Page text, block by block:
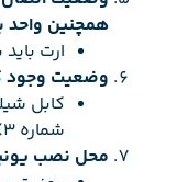
همچنین واحد
ارت
وضعیت وجود
کابل
شماره 3) استفاده شده باشد.
محل نصب